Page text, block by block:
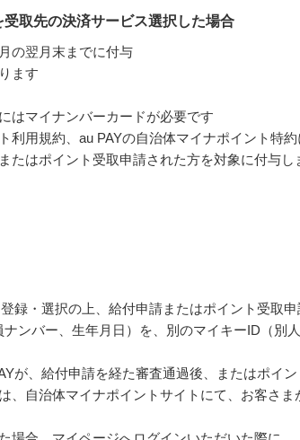
取先の決済サービス選択した場合
の翌月末までに付与
ます
はマイナンバーカードが必要です
利用規約、au PAYの自治体マイナポイント特
たはポイント受取申請された方を対象に付与し
録・選択の上、給付申請またはポイント受取
ンバー、生年月日）を、別のマイキーID（別
が、給付申請を経た審査通過後、またはポイ
、自治体マイナポイントサイトにて、お客さ